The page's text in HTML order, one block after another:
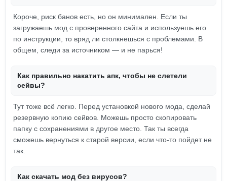
Короче, риск банов есть, но он минимален. Если ты
загружаешь мод с проверенного сайта и используешь его
по инструкции, то вряд ли столкнешься с проблемами. В
общем, следи за источником — и не парься!
Как правильно накатить апк, чтобы не слетели
сейвы?
Тут тоже всё легко. Перед установкой нового мода, сделай
резервную копию сейвов. Можешь просто скопировать
папку с сохранениями в другое место. Так ты всегда
сможешь вернуться к старой версии, если что-то пойдет не
так.
Как скачать мод без вирусов?